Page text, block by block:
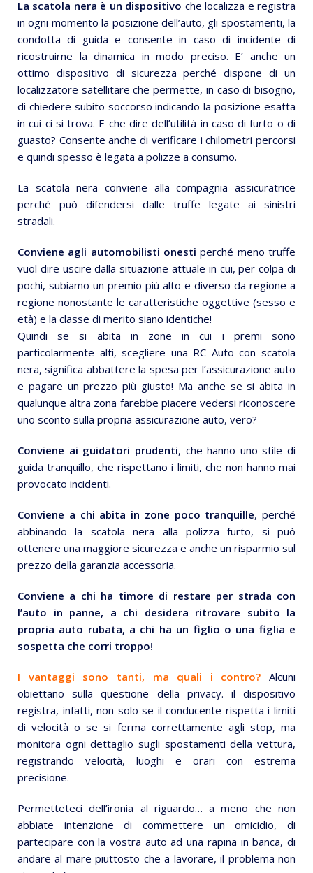
La scatola nera è un dispositivo che localizza e registra
in ogni momento la posizione dell’auto, gli spostamenti, la
condotta di guida e consente in caso di incidente di
ricostruirne la dinamica in modo preciso. E’ anche un
ottimo dispositivo di sicurezza perché dispone di un
localizzatore satellitare che permette, in caso di bisogno,
di chiedere subito soccorso indicando la posizione esatta
in cui ci si trova. E che dire dell’utilità in caso di furto o di
guasto? Consente anche di verificare i chilometri percorsi
e quindi spesso è legata a polizze a consumo.
La scatola nera conviene alla compagnia assicuratrice
perché può difendersi dalle truffe legate ai sinistri
stradali.
Conviene agli automobilisti onesti perché meno truffe
vuol dire uscire dalla situazione attuale in cui, per colpa di
pochi, subiamo un premio più alto e diverso da regione a
regione nonostante le caratteristiche oggettive (sesso e
età) e la classe di merito siano identiche!
Quindi se si abita in zone in cui i premi sono
particolarmente alti, scegliere una RC Auto con scatola
nera, significa abbattere la spesa per l’assicurazione auto
e pagare un prezzo più giusto! Ma anche se si abita in
qualunque altra zona farebbe piacere vedersi riconoscere
uno sconto sulla propria assicurazione auto, vero?
Conviene ai guidatori prudenti, che hanno uno stile di
guida tranquillo, che rispettano i limiti, che non hanno mai
provocato incidenti.
Conviene a chi abita in zone poco tranquille, perché
abbinando la scatola nera alla polizza furto, si può
ottenere una maggiore sicurezza e anche un risparmio sul
prezzo della garanzia accessoria.
Conviene a chi ha timore di restare per strada con
l’auto in panne, a chi desidera ritrovare subito la
propria auto rubata, a chi ha un figlio o una figlia e
sospetta che corri troppo!
I vantaggi sono tanti, ma quali i contro? Alcuni
obiettano sulla questione della privacy. il dispositivo
registra, infatti, non solo se il conducente rispetta i limiti
di velocità o se si ferma correttamente agli stop, ma
monitora ogni dettaglio sugli spostamenti della vettura,
registrando velocità, luoghi e orari con estrema
precisione.
Permetteteci dell’ironia al riguardo… a meno che non
abbiate intenzione di commettere un omicidio, di
partecipare con la vostra auto ad una rapina in banca, di
andare al mare piuttosto che a lavorare, il problema non